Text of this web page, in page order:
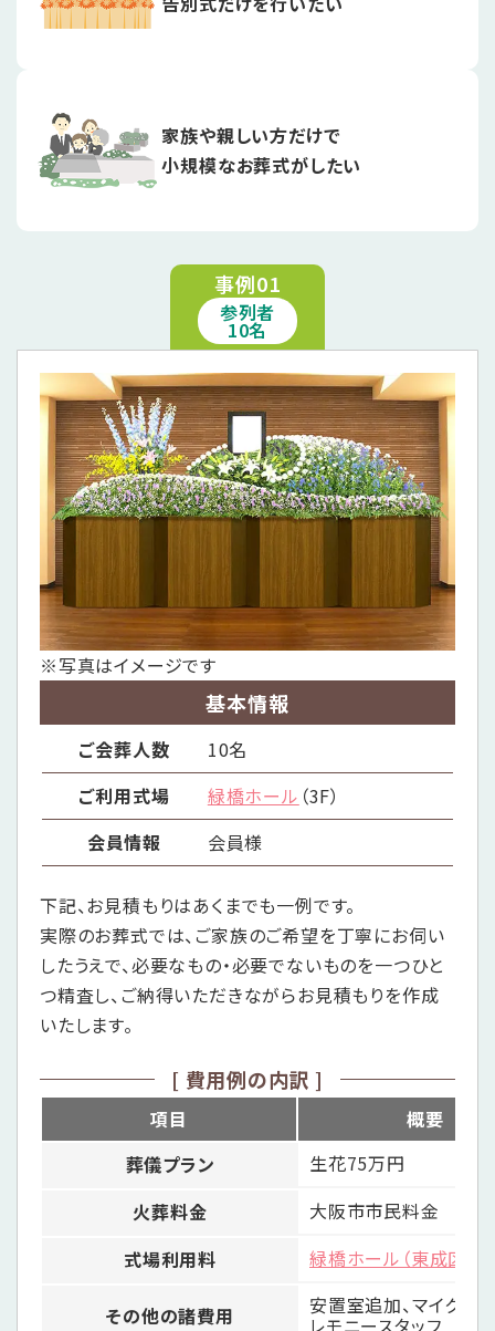
家族や親しい方だけで
小規模なお葬式がしたい
事例01
参列者
10名
※写真はイメージです
基本情報
ご会葬人数
10名
ご利用式場
緑橋ホール （3F）
会員情報
会員様
下記、お見積もりはあくまでも一例です。
実際のお葬式では、ご家族のご希望を丁寧にお伺い
したうえで、必要なもの・必要でないものを一つひと
つ精査し、 ご納得いただきながらお見積もりを作成
いたします。
[ 費用例の内訳 ]
項目
概要
葬儀プラン
生花75万円
火葬料金
大阪市市民料金
式場利用料
緑橋ホール（東成区）
その他の諸費用 安置室追加、マイクロ
レモニースタッフ